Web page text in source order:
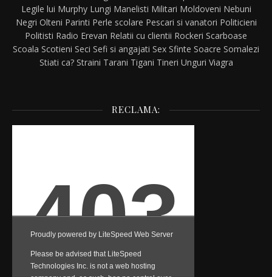
Legile lui Murphy Lungi Manelisti Militari Moldoveni Nebuni
Negri Olteni Parinti Perle scolare Pescari si vanatori Politicieni
Politisti Radio Erevan Relatii cu clientii Rockeri Scarboase
Scoala Scotieni Seci Sefi si angajati Sex Sfinte Soacre Somalezi
Stiati ca? Straini Tarani Tigani Tineri Unguri Viagra
RECLAMA: